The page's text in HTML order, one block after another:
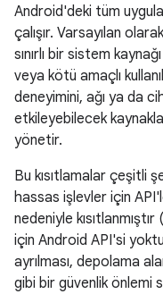
Android'deki tüm
çalışır. Varsayılan
sınırlı bir sistem
veya kötü amaçlı
deneyimini, ağı ya da
etkileyebilecek
yönetir.
Bu kısıtlamalar çeşitli
hassas işlevler için
nedeniyle
için Android API'si
ayrılması, depolama
gibi bir güvenlik önlemi